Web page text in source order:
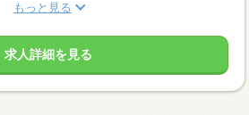
もっと見る
求人詳細を見る